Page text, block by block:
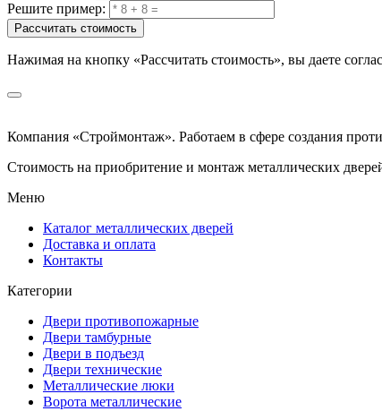
Решите пример:
Рассчитать стоимость
Нажимая на кнопку «Рассчитать стоимость», вы даете
Компания «Строймонтаж». Работаем в сфере создания
Стоимость на приобритение и монтаж металлических
Меню
Каталог металлических дверей
Доставка и оплата
Контакты
Категории
Двери противопожарные
Двери тамбурные
Двери в подъезд
Двери технические
Металлические люки
Ворота металлические